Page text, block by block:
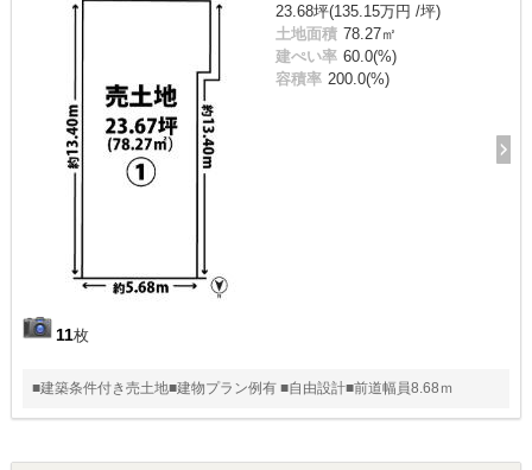
11枚
23.68坪(135.15万円 /坪)
土地面積 78.27㎡
建ぺい率 60.0(%)
容積率 200.0(%)
■建築条件付き売土地■建物プラン例有 ■自由設計■前道幅員8.68ｍ